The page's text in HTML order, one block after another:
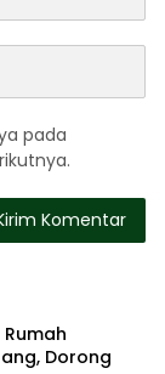
pada
Dorong